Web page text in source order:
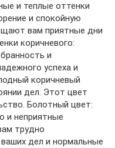
и теплые оттенки
и спокойную
вам приятные дни
коричневого:
и
успеха и
коричневый
дел. Этот цвет
Болотный цвет:
и неприятные
трудно
дел и нормальные